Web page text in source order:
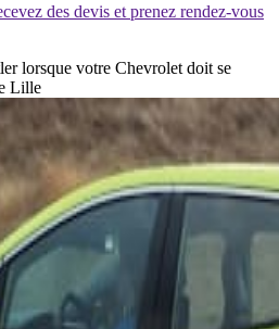
des devis et prenez rendez-vous
lorsque votre Chevrolet doit se
Lille